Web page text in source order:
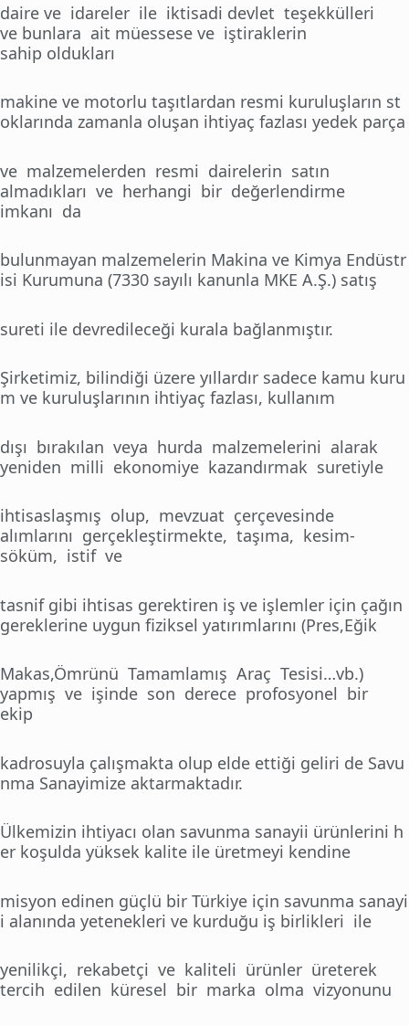
daire ve idareler ile iktisadi devlet teşekkülleri
ve bunlara ait müessese ve iştiraklerin
sahip oldukları
makine ve motorlu taşıtlardan resmi kuruluşların st
oklarında zamanla oluşan ihtiyaç fazlası yedek parça
ve malzemelerden resmi dairelerin satın
almadıkları ve herhangi bir değerlendirme
imkanı da
bulunmayan malzemelerin Makina ve Kimya Endüstr
isi Kurumuna (7330 sayılı kanunla MKE A.Ş.) satış
sureti ile devredileceği kurala bağlanmıştır.
Şirketimiz, bilindiği üzere yıllardır sadece kamu kuru
m ve kuruluşlarının ihtiyaç fazlası, kullanım
dışı bırakılan veya hurda malzemelerini alarak
yeniden milli ekonomiye kazandırmak suretiyle
ihtisaslaşmış olup, mevzuat çerçevesinde
alımlarını gerçekleştirmekte, taşıma, kesim-
söküm, istif ve
tasnif gibi ihtisas gerektiren iş ve işlemler için çağın
gereklerine uygun fiziksel yatırımlarını (Pres,Eğik
Makas,Ömrünü Tamamlamış Araç Tesisi…vb.)
yapmış ve işinde son derece profosyonel bir
ekip
kadrosuyla çalışmakta olup elde ettiği geliri de Savu
nma Sanayimize aktarmaktadır.
Ülkemizin ihtiyacı olan savunma sanayii ürünlerini h
er koşulda yüksek kalite ile üretmeyi kendine
misyon edinen güçlü bir Türkiye için savunma sanayi
i alanında yetenekleri ve kurduğu iş birlikleri ile
yenilikçi, rekabetçi ve kaliteli ürünler üreterek
tercih edilen küresel bir marka olma vizyonunu